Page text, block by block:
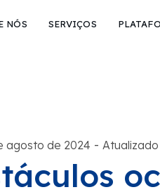
NÓS SERVIÇOS
agosto de 2024 -